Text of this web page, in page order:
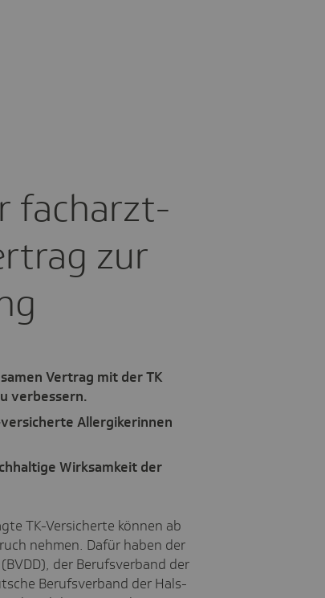
fach­arzt­
zur
Vertrag mit der TK
verbessern.
Allergikerinnen
Wirksamkeit der
TK-Versicherte können ab
nehmen. Dafür haben der
der Berufsverband der
Berufsverband der Hals-